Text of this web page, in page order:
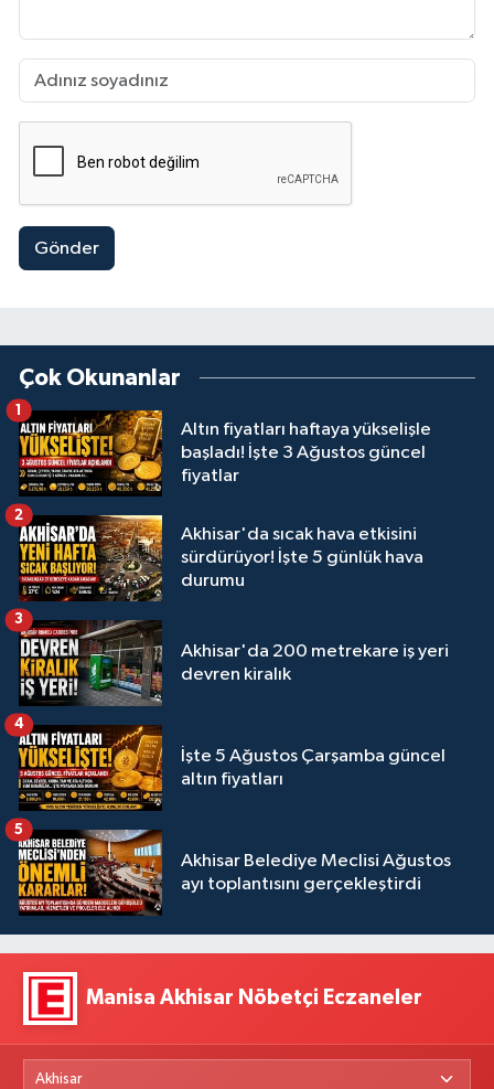
Gönder
Çok Okunanlar
Altın fiyatları haftaya yükselişle
başladı! İşte 3 Ağustos güncel
fiyatlar
1
Akhisar'da sıcak hava etkisini
sürdürüyor! İşte 5 günlük hava
durumu
2
Akhisar'da 200 metrekare iş yeri
devren kiralık
3
İşte 5 Ağustos Çarşamba güncel
altın fiyatları
4
Akhisar Belediye Meclisi Ağustos
ayı toplantısını gerçekleştirdi
5
Manisa Akhisar Nöbetçi Eczaneler